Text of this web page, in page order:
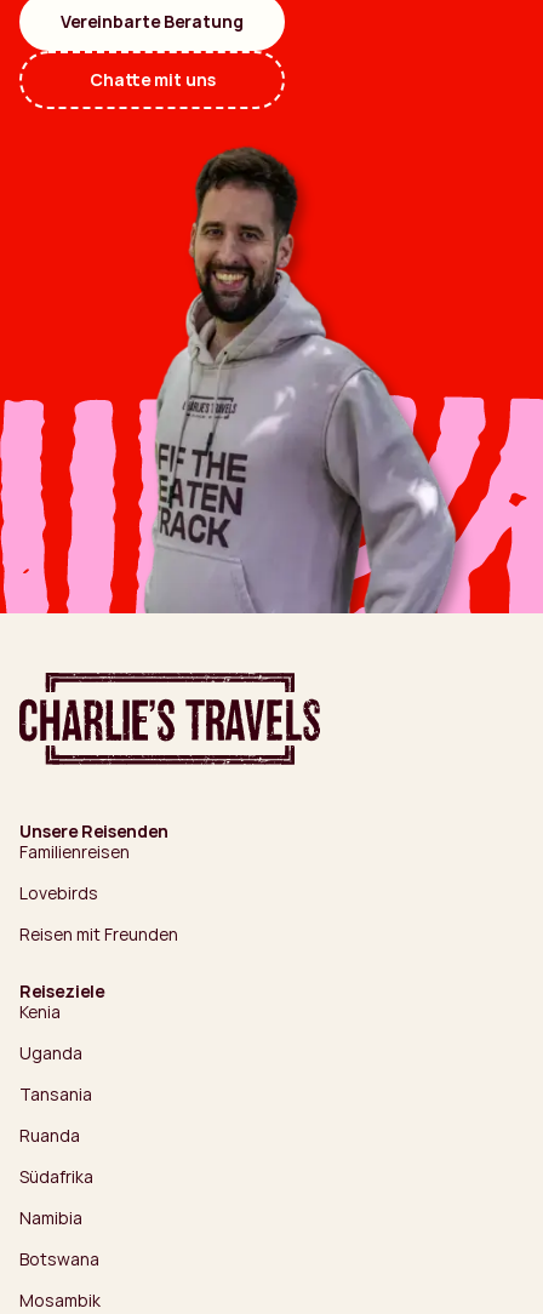
Vereinbarte Beratung
Chatte mit uns
Unsere Reisenden
Familienreisen
Lovebirds
Reisen mit Freunden
Reiseziele
Kenia
Uganda
Tansania
Ruanda
Südafrika
Namibia
Botswana
Mosambik